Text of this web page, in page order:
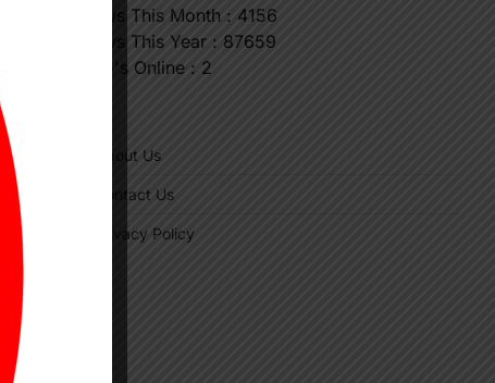
Views This Month : 4156
Views This Year : 87659
Who's Online : 2
About Us
Contact Us
Privacy Policy